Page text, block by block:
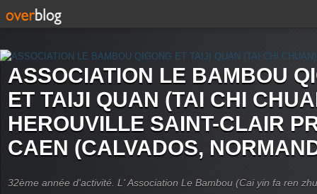
ASSOCIATION LE BAMBOU
ET TAIJI QUAN (TAI CHI
HEROUVILLE SAINT-CLAIR
CAEN (CALVADOS,
32ème année d'activité. L' Association Le Bambou (Cai yin fa ren